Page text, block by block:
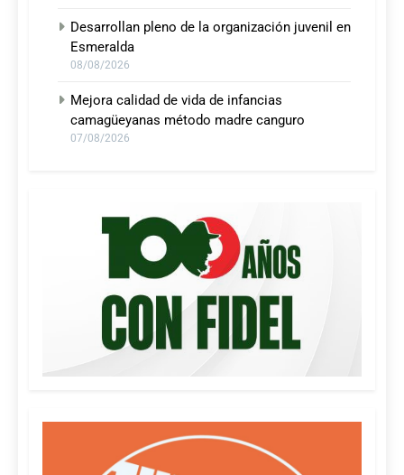
Desarrollan pleno de la organización juvenil en
Esmeralda
08/08/2026
Mejora calidad de vida de infancias
camagüeyanas método madre canguro
07/08/2026